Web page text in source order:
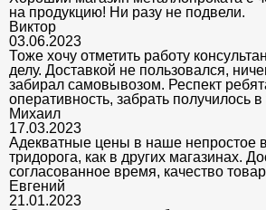
на продукцию! Ни разу не подвели.
Виктор
03.06.2023
Тоже хочу отметить работу
делу. Доставкой не пользовался,
забирал самовывозом. Респект
оперативность, забрать получилось
Михаил
17.03.2023
Адекватные цены в наше непростое
тридорога, как в других магазинах.
согласованное время, качество
Евгений
21.01.2023